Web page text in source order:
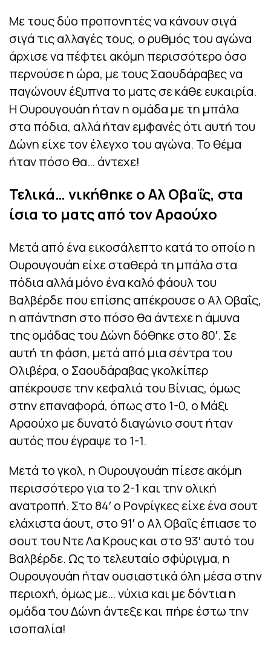
Με τους δύο προπονητές να κάνουν σιγά
σιγά τις αλλαγές τους, ο ρυθμός του αγώνα
άρχισε να πέφτει ακόμη περισσότερο όσο
περνούσε η ώρα, με τους Σαουδάραβες να
παγώνουν έξυπνα το ματς σε κάθε ευκαιρία.
Η Ουρουγουάη ήταν η ομάδα με τη μπάλα
στα πόδια, αλλά ήταν εμφανές ότι αυτή του
Δώνη είχε τον έλεγχο του αγώνα. Το θέμα
ήταν πόσο θα… άντεχε!
Τελικά… νικήθηκε ο Αλ Οβαΐς, στα
ίσια το ματς από τον Αραούχο
Μετά από ένα εικοσάλεπτο κατά το οποίο η
Ουρουγουάη είχε σταθερά τη μπάλα στα
πόδια αλλά μόνο ένα καλό φάουλ του
Βαλβέρδε που επίσης απέκρουσε ο Αλ Οβαΐς,
η απάντηση στο πόσο θα άντεχε η άμυνα
της ομάδας του Δώνη δόθηκε στο 80′. Σε
αυτή τη φάση, μετά από μια σέντρα του
Ολιβέρα, ο Σαουδάραβας γκολκίπερ
απέκρουσε την κεφαλιά του Βίνιας, όμως
στην επαναφορά, όπως στο 1-0, ο Μάξι
Αραούχο με δυνατό διαγώνιο σουτ ήταν
αυτός που έγραψε το 1-1.
Μετά το γκολ, η Ουρουγουάη πίεσε ακόμη
περισσότερο για το 2-1 και την ολική
ανατροπή. Στο 84′ ο Ρονρίγκες είχε ένα σουτ
ελάχιστα άουτ, στο 91′ ο Αλ Οβαΐς έπιασε το
σουτ του Ντε Λα Κρους και στο 93′ αυτό του
Βαλβέρδε. Ως το τελευταίο σφύριγμα, η
Ουρουγουάη ήταν ουσιαστικά όλη μέσα στην
περιοχή, όμως με… νύχια και με δόντια η
ομάδα του Δώνη άντεξε και πήρε έστω την
ισοπαλία!